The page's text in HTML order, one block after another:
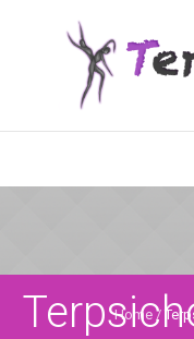
Home /